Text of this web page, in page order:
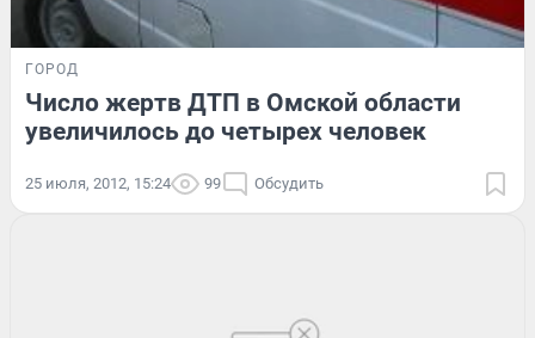
ГОРОД
Число жертв ДТП в Омской области
увеличилось до четырех человек
25 июля, 2012, 15:24 99 Обсудить